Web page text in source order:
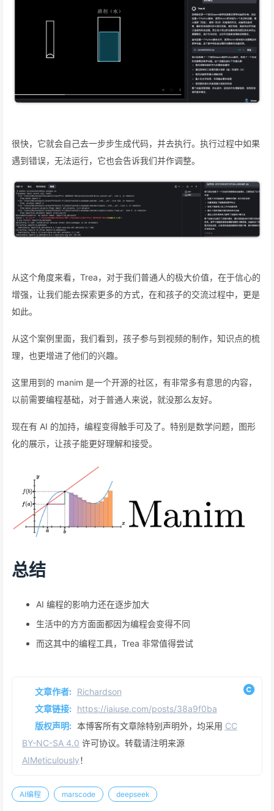
很快，它就会自己去一步步生成代码，并去执行。执行过程中如果
遇到错误，无法运行，它也会告诉我们并作调整。
从这个角度来看，Trea，对于我们普通人的极大价值，在于信心的
增强，让我们能去探索更多的方式，在和孩子的交流过程中，更是
如此。
从这个案例里面，我们看到，孩子参与到视频的制作，知识点的梳
理，也更增进了他们的兴趣。
这里用到的 manim 是一个开源的社区，有非常多有意思的内容，
以前需要编程基础，对于普通人来说，就没那么友好。
现在有 AI 的加持，编程变得触手可及了。特别是数学问题，图形
化的展示，让孩子能更好理解和接受。
总结
AI 编程的影响力还在逐步加大
生活中的方方面面都因为编程会变得不同
而这其中的编程工具，Trea 非常值得尝试
文章作者: Richardson
文章链接: https://iaiuse.com/posts/38a9f0ba
版权声明: 本博客所有文章除特别声明外，均采用 CC
BY-NC-SA 4.0 许可协议。转载请注明来源
AIMeticulously！
AI编程 marscode deepseek